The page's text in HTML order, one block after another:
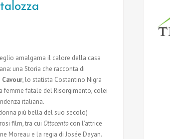
amalgama il calore della casa
una Storia che racconta di
, lo statista Costantino Nigra
femme fatale del Risorgimento, colei
italiana.
più bella del suo secolo)
film, tra cui Ottocento con l’attrice
Moreau e la regia di Josée Dayan.